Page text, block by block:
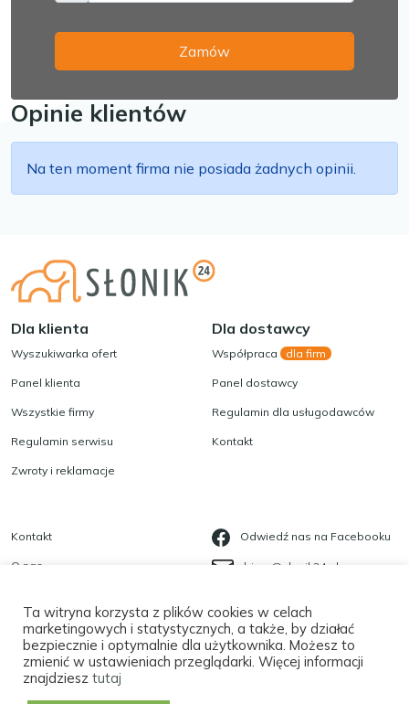
Zamów
Opinie klientów
Na ten moment firma nie posiada żadnych opinii.
Dla klienta
Wyszukiwarka ofert
Panel klienta
Wszystkie firmy
Regulamin serwisu
Zwroty i reklamacje
Dla dostawcy
Współpraca dla firm
Panel dostawcy
Regulamin dla usługodawców
Kontakt
Kontakt
O nas
Polityka prywatności
Płatności
Odwiedź nas na Facebooku
biuro@slonik24.pl
Ta witryna korzysta z plików cookies w celach
marketingowych i statystycznych, a także, by działać
bezpiecznie i optymalnie dla użytkownika. Możesz to
zmienić w ustawieniach przeglądarki. Więcej informacji
znajdziesz tutaj